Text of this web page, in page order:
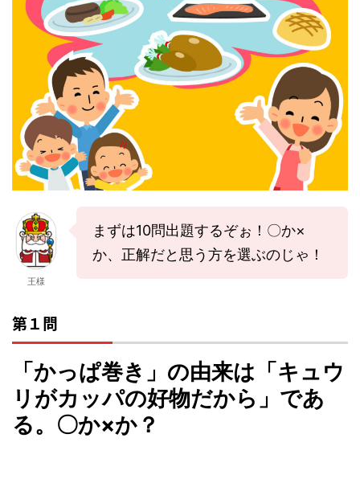
王様
まずは10問出題するぞぉ！〇か×
か、正解だと思う方を選ぶのじゃ！
第１問
「かっぱ巻き」の由来は「キュウ
リがカッパの好物だから」であ
る。〇か×か？